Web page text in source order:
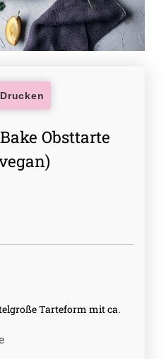
Drucken
Obsttarte
Tarteform mit ca.